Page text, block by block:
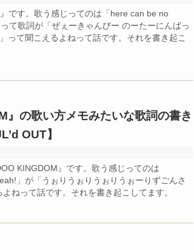
です。歌う感じってのは「here can be no
て歌詞が「ぜぇーきゃんびー のーたーにんばっ
って聞こえるよねって話です。それを書き起こ
』の歌い方メモみたいな歌詞の書き
OUT】
KINGDOM』です。歌う感じってのは
」が「うぉりうぉりうぉりうぉーりずごんさ
ねって話です。それを書き起こしてます。